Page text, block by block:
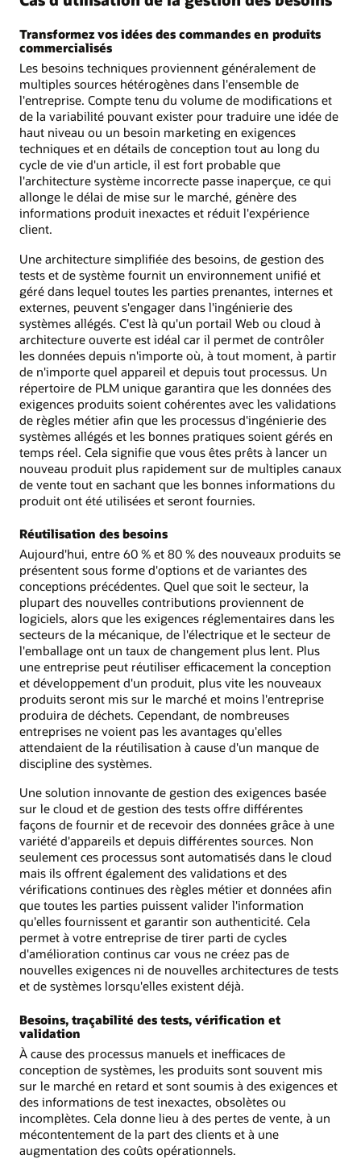
Transformez vos idées des commandes en produits
commercialisés
Les besoins techniques proviennent généralement de
multiples sources hétérogènes dans l'ensemble de
l'entreprise. Compte tenu du volume de modifications et
de la variabilité pouvant exister pour traduire une idée de
haut niveau ou un besoin marketing en exigences
techniques et en détails de conception tout au long du
cycle de vie d'un article, il est fort probable que
l'architecture système incorrecte passe inaperçue, ce qui
allonge le délai de mise sur le marché, génère des
informations produit inexactes et réduit l'expérience
client.
Une architecture simplifiée des besoins, de gestion des
tests et de système fournit un environnement unifié et
géré dans lequel toutes les parties prenantes, internes et
externes, peuvent s'engager dans l'ingénierie des
systèmes allégés. C'est là qu'un portail Web ou cloud à
architecture ouverte est idéal car il permet de contrôler
les données depuis n'importe où, à tout moment, à partir
de n'importe quel appareil et depuis tout processus. Un
répertoire de PLM unique garantira que les données des
exigences produits soient cohérentes avec les validations
de règles métier afin que les processus d'ingénierie des
systèmes allégés et les bonnes pratiques soient gérés en
temps réel. Cela signifie que vous êtes prêts à lancer un
nouveau produit plus rapidement sur de multiples canaux
de vente tout en sachant que les bonnes informations du
produit ont été utilisées et seront fournies.
Réutilisation des besoins
Aujourd'hui, entre 60 % et 80 % des nouveaux produits se
présentent sous forme d'options et de variantes des
conceptions précédentes. Quel que soit le secteur, la
plupart des nouvelles contributions proviennent de
logiciels, alors que les exigences réglementaires dans les
secteurs de la mécanique, de l'électrique et le secteur de
l'emballage ont un taux de changement plus lent. Plus
une entreprise peut réutiliser efficacement la conception
et développement d'un produit, plus vite les nouveaux
produits seront mis sur le marché et moins l'entreprise
produira de déchets. Cependant, de nombreuses
entreprises ne voient pas les avantages qu'elles
attendaient de la réutilisation à cause d'un manque de
discipline des systèmes.
Une solution innovante de gestion des exigences basée
sur le cloud et de gestion des tests offre différentes
façons de fournir et de recevoir des données grâce à une
variété d'appareils et depuis différentes sources. Non
seulement ces processus sont automatisés dans le cloud
mais ils offrent également des validations et des
vérifications continues des règles métier et données afin
que toutes les parties puissent valider l'information
qu'elles fournissent et garantir son authenticité. Cela
permet à votre entreprise de tirer parti de cycles
d'amélioration continus car vous ne créez pas de
nouvelles exigences ni de nouvelles architectures de tests
et de systèmes lorsqu'elles existent déjà.
Besoins, traçabilité des tests, vérification et
validation
À cause des processus manuels et inefficaces de
conception de systèmes, les produits sont souvent mis
sur le marché en retard et sont soumis à des exigences et
des informations de test inexactes, obsolètes ou
incomplètes. Cela donne lieu à des pertes de vente, à un
mécontentement de la part des clients et à une
augmentation des coûts opérationnels.